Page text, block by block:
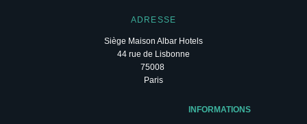
ADRESSE
Siège Maison Albar Hotels
44 rue de Lisbonne
75008
Paris
INFORMATIONS